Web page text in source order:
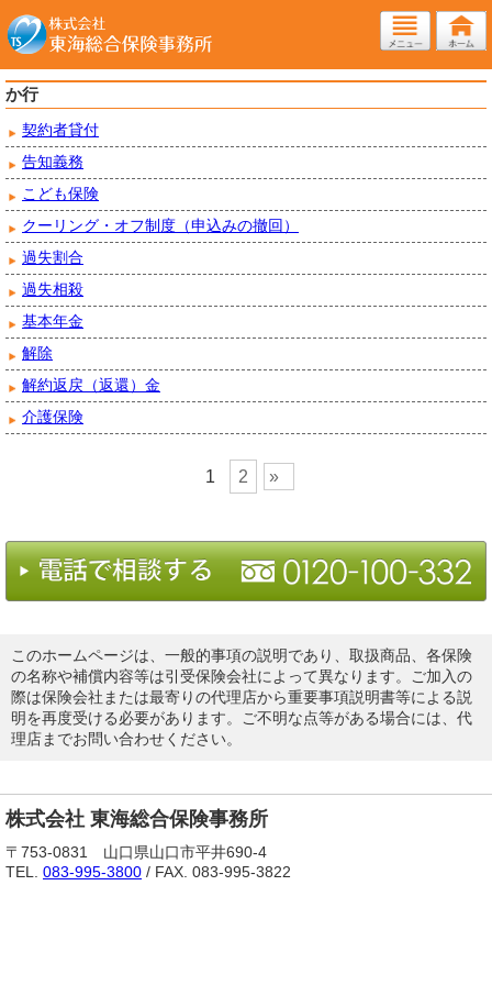
か行
契約者貸付
告知義務
こども保険
クーリング・オフ制度（申込みの撤回）
過失割合
過失相殺
基本年金
解除
解約返戻（返還）金
介護保険
1 2 »
このホームページは、一般的事項の説明であり、取扱商品、各保険
の名称や補償内容等は引受保険会社によって異なります。ご加入の
際は保険会社または最寄りの代理店から重要事項説明書等による説
明を再度受ける必要があります。ご不明な点等がある場合には、代
理店までお問い合わせください。
株式会社 東海総合保険事務所
〒753-0831 山口県山口市平井690-4
TEL. 083-995-3800 / FAX. 083-995-3822